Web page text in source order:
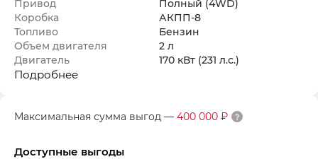
Привод
Полный (4WD)
Коробка
АКПП-8
Топливо
Бензин
Объем двигателя
2 л
Двигатель
170 кВт (231 л.с.)
Подробнее
Максимальная сумма выгод — 400 000 ₽
Доступные выгоды